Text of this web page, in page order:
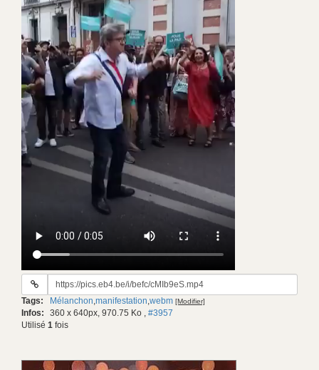
URL
gif:
Tags: Mélanchon,manifestation,webm [Modifier]
Infos: 360 x 640px, 970.75 Ko , #3957
Utilisé 1 fois